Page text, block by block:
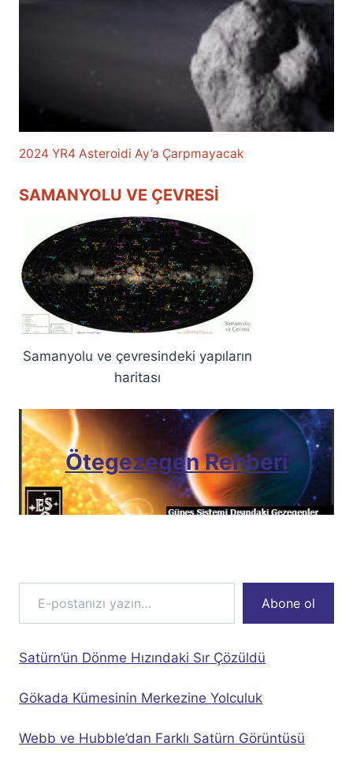
2024 YR4 Asteroidi Ay’a Çarpmayacak
SAMANYOLU VE ÇEVRESI
Samanyolu ve çevresindeki yapıların
haritası
Ötegezegen Rehberi
E-postanızı yazın…
Abone ol
Satürn’ün Dönme Hızındaki Sır Çözüldü
Gökada Kümesinin Merkezine Yolculuk
Webb ve Hubble’dan Farklı Satürn Görüntüsü